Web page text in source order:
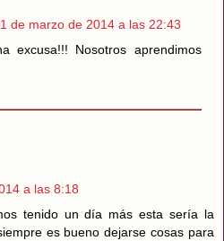
de marzo de 2014 a las 22:43
excusa!!! Nosotros aprendimos
a las 8:18
tenido un día más esta sería la
es bueno dejarse cosas para